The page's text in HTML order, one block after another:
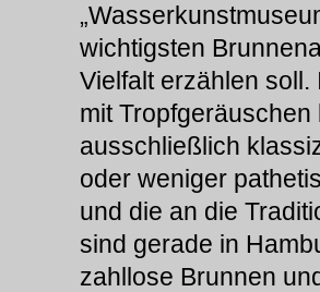
wichtigsten
Vielfalt erzählen
mit Tropfgeräuschen
ausschließlich
oder weniger
und die an die
sind gerade in
zahllose Brunnen